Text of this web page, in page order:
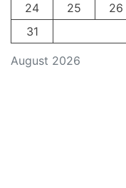
August 2026
24
25 26
31